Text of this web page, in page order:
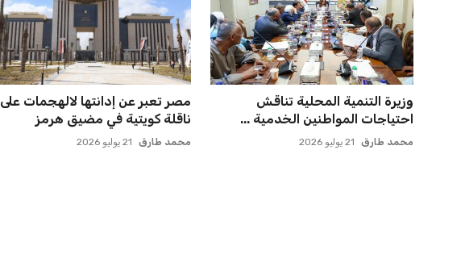
وزيرة التنمية المحلية تناقش
احتياجات المواطنين الخدمية ...
محمد طارق 21 يوليو 2026
مصر تعبر عن إدانتها لالهجمات على
ناقلة كويتية في مضيق هرمز
محمد طارق 21 يوليو 2026